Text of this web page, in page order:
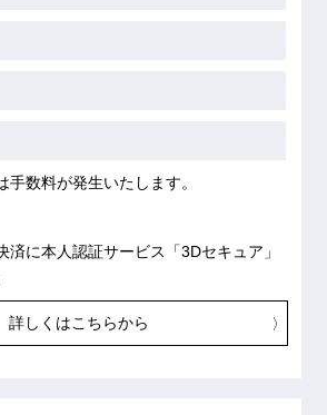
手数料が発生いたします。
済に本人認証サービス「3Dセキュア」
詳しくはこちらから